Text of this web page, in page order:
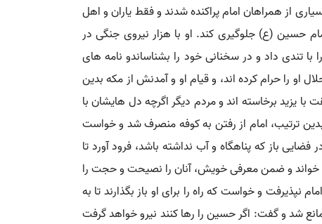
از همراهان امام پراکنده شدند و فقط یاران و اهل
حسین (ع) جلوگیری کند. او با هزار نیروی جنگی در
با تندی داد و در سخنانی خود را بشناساندو نامه های
او را حرام کرده اند، و قیام او و آمدنش از مکه بدین
یزید برخاسته اند و مردم دیگر اگرچه دل هایشان با
ترتیب، امام از رفتن به کوفه منصرف شد و خواست
فضایی باز که پناهگاه و آب نداشته باشد، فرود آورد تا
بارها برای دشمنان خطبه خواند و ضمن معرفی خویش، آنان را نصیحت و حجت را
بگیرد، اما امام نپذیرفت و خواست که راه را برای او باز بگذارند تا به
شد و گفت: اگر حسین را رها کنند نیرو خواهد گرفت